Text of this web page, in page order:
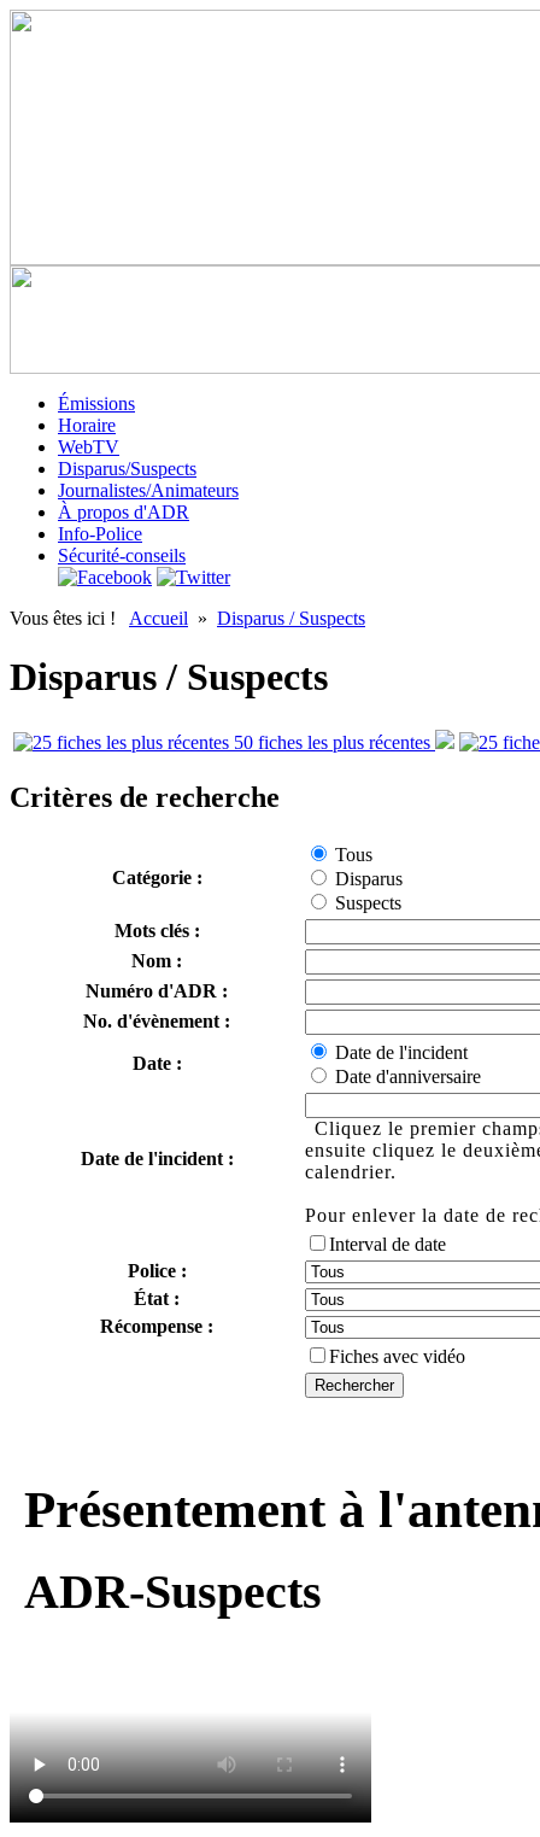
Émissions
Horaire
WebTV
Disparus/Suspects
Journalistes/Animateurs
À propos d'ADR
Info-Police
Sécurité-conseils
Vous êtes ici ! Accueil » Disparus / Suspects
Disparus / Suspects
50 fiches les plus récentes
Critères de recherche
Catégorie :
Tous
Disparus
Suspects
Mots clés :
Nom :
Numéro d'ADR :
No. d'évènement :
Date :
Date de l'incident
Date d'anniversaire
Date de l'incident :
Cliquez le premier
ensuite cliquez le
calendrier.
Pour enlever la date de
Interval de date
Police :
État :
Récompense :
Fiches avec vidéo
Présentement à
ADR-Suspects